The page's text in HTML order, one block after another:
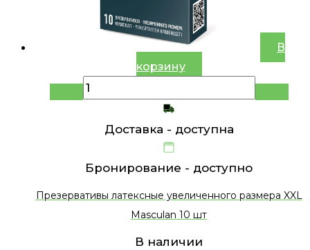
В
корзину
Доставка - доступна
Бронирование - доступно
Презервативы латексные увеличенного размера XXL
Masculan 10 шт
В наличии